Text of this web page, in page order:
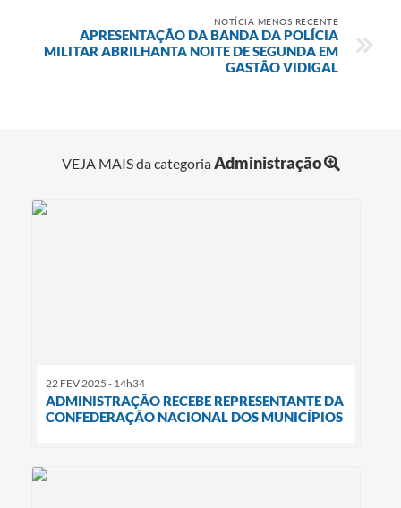
NOTÍCIA MENOS RECENTE
APRESENTAÇÃO DA BANDA DA POLÍCIA
MILITAR ABRILHANTA NOITE DE SEGUNDA EM
GASTÃO VIDIGAL
VEJA MAIS da categoriaAdministração
22 FEV 2025 - 14h34
ADMINISTRAÇÃO RECEBE REPRESENTANTE DA
CONFEDERAÇÃO NACIONAL DOS MUNICÍPIOS